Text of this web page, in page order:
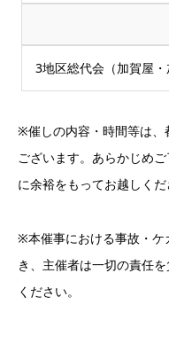
3地区総代会（加賀屋・
※催しの内容・時間等は、
ございます。あらかじめ
に余裕をもってお越しくだ
※本催事における事故・ケ
き、主催者は一切の責任
ください。